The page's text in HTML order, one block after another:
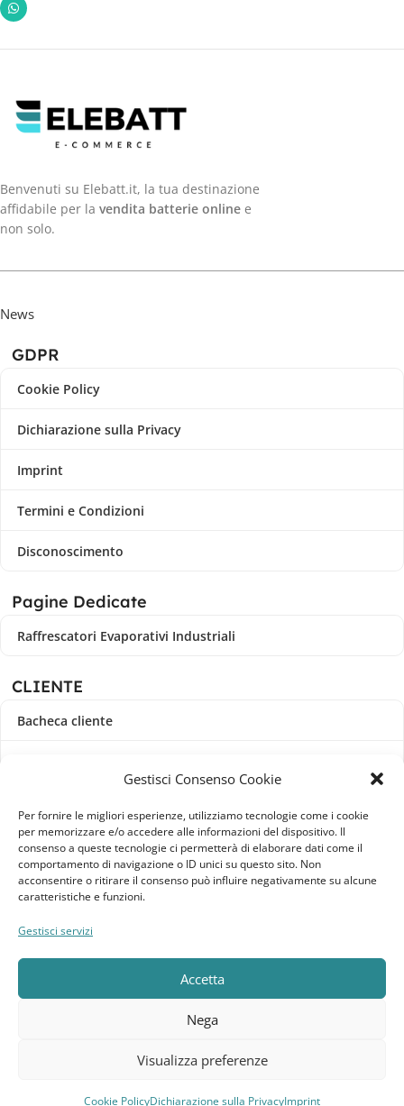
Gestisci Consenso Cookie
Per fornire le migliori esperienze, utilizziamo tecnologie come i cookie
per memorizzare e/o accedere alle informazioni del dispositivo. Il
consenso a queste tecnologie ci permetterà di elaborare dati come il
comportamento di navigazione o ID unici su questo sito. Non
acconsentire o ritirare il consenso può influire negativamente su alcune
caratteristiche e funzioni.
Gestisci servizi
Accetta
Nega
Visualizza preferenze
Cookie PolicyDichiarazione sulla PrivacyImprint
Benvenuti su Elebatt.it, la tua destinazione
affidabile per la vendita batterie online e
non solo.
News
GDPR
Cookie Policy
Dichiarazione sulla Privacy
Imprint
Termini e Condizioni
Disconoscimento
Pagine Dedicate
Raffrescatori Evaporativi Industriali
CLIENTE
Bacheca cliente
Indirizzi
Metodi di pagamento
Dettagli account
Lista dei desideri
Realizzato da